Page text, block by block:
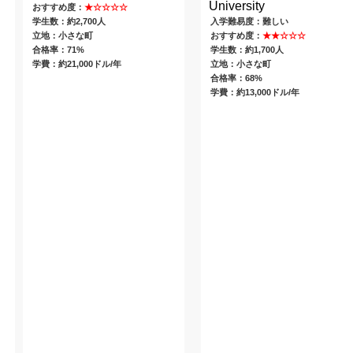
おすすめ度：★☆☆☆☆
学生数：約2,700人
立地：小さな町
合格率：71%
学費：約21,000ドル/年
University
入学難易度：難しい
おすすめ度： ★★☆☆☆
学生数：約1,700人
立地：小さな町
合格率：68%
学費：約13,000ドル/年